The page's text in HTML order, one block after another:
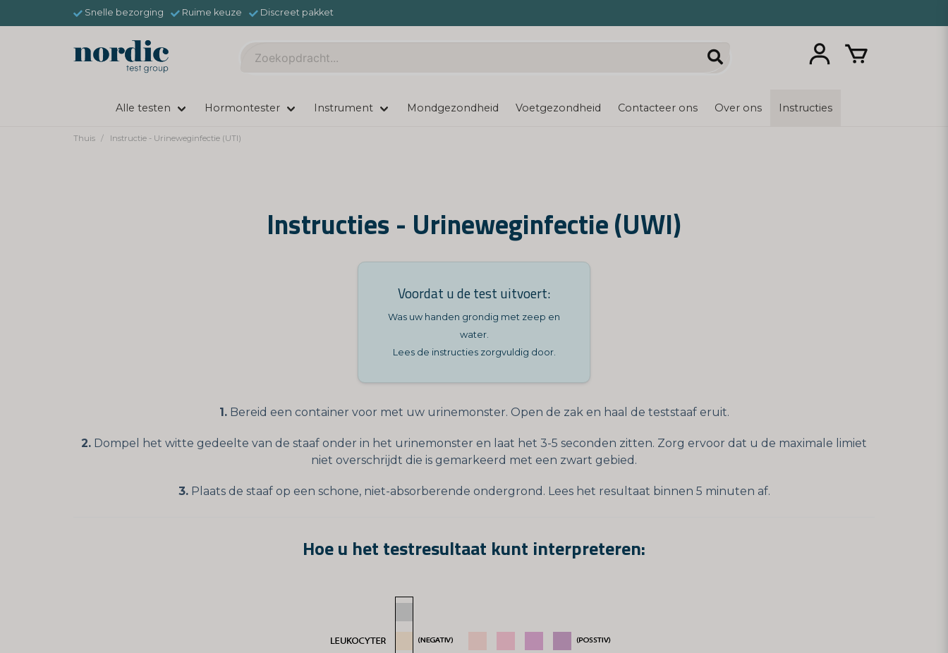
Snelle bezorging Ruime keuze Discreet pakket
Alle testen Hormontester Instrument Mondgezondheid Voetgezondheid Contacteer ons Over ons Instructies
Thuis Instructie - Urineweginfectie (UTI)
Instructies - Urineweginfectie (UWI)
Voordat u de test uitvoert:
Was uw handen grondig met zeep en
water.
Lees de instructies zorgvuldig door.
1.Bereid een container voor met uw urinemonster. Open de zak en haal de teststaaf eruit.
2. Dompel het witte gedeelte van de staaf onder in het urinemonster en laat het 3-5 seconden zitten. Zorg ervoor dat u de maximale limiet
niet overschrijdt die is gemarkeerd met een zwart gebied.
3.Plaats de staaf op een schone, niet-absorberende ondergrond. Lees het resultaat binnen 5 minuten af.
Hoe u het testresultaat kunt interpreteren: